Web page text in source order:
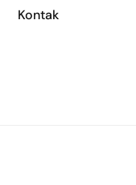
Kontak